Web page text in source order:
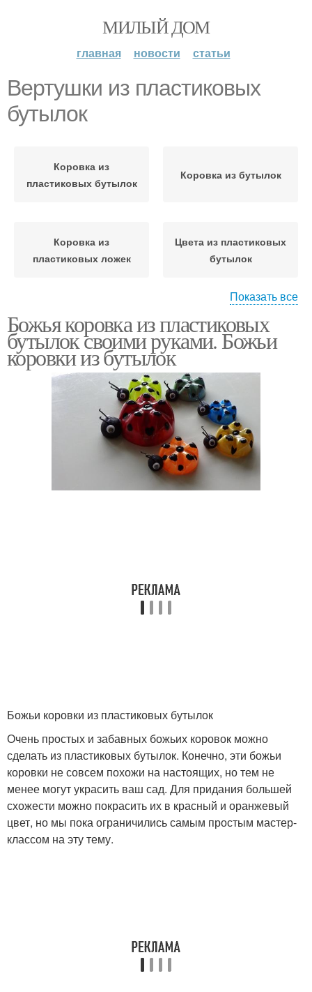
МИЛЫЙ ДОМ
главная новости статьи
Вертушки из пластиковых
бутылок
Коровка из
пластиковых бутылок
Коровка из бутылок
Коровка из
пластиковых ложек
Цвета из пластиковых
бутылок
Цвета из бутылок
Показать все
Божья коровка из пластиковых
бутылок своими руками. Божьи
коровки из бутылок
Божьи коровки из пластиковых бутылок
Очень простых и забавных божьих коровок можно
сделать из пластиковых бутылок. Конечно, эти божьи
коровки не совсем похожи на настоящих, но тем не
менее могут украсить ваш сад. Для придания большей
схожести можно покрасить их в красный и оранжевый
цвет, но мы пока ограничились самым простым мастер-
классом на эту тему.